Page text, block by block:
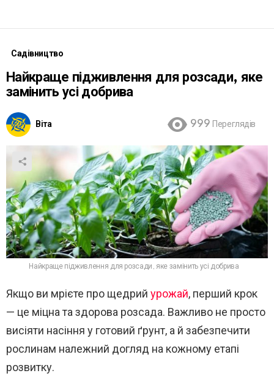
Садівництво
Найкраще підживлення для розсади, яке
замінить усі добрива
Віта 999 Переглядів
Найкраще підживлення для розсади, яке замінить усі добрива
Якщо ви мрієте про щедрий урожай, перший крок
— це міцна та здорова розсада. Важливо не просто
висіяти насіння у готовий ґрунт, а й забезпечити
рослинам належний догляд на кожному етапі
розвитку.